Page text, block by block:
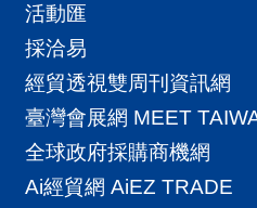
活動匯
採洽易
經貿透視雙周刊資訊網
臺灣會展網 MEET
全球政府採購商機網
Ai經貿網 AiEZ TRADE